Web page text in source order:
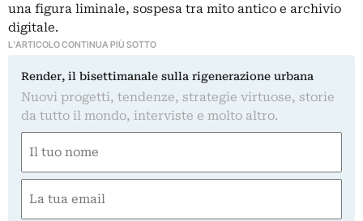
una figura liminale, sospesa tra mito antico e archivio
digitale.
L'ARTICOLO CONTINUA PIÙ SOTTO
Render, il bisettimanale sulla rigenerazione urbana
Nuovi progetti, tendenze, strategie virtuose, storie
da tutto il mondo, interviste e molto altro.
(Required)
First
(Required)